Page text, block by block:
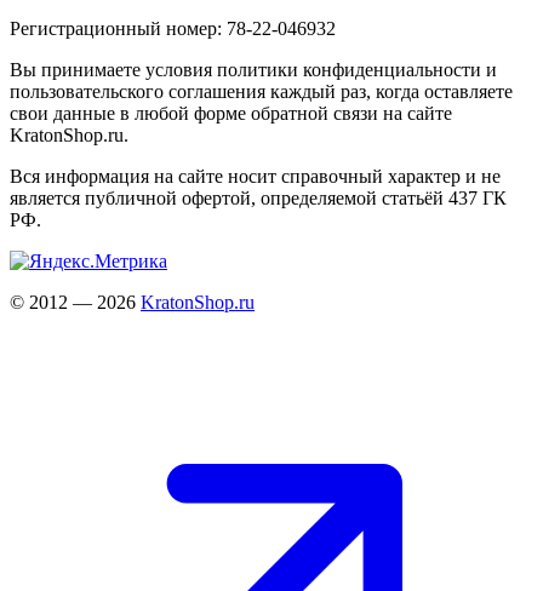
Регистрационный номер: 78-22-046932
Вы принимаете условия политики конфиденциальности и
пользовательского соглашения каждый раз, когда оставляете
свои данные в любой форме обратной связи на сайте
KratonShop.ru.
Вся информация на сайте носит справочный характер и не
является публичной офертой, определяемой статьёй 437 ГК
РФ.
© 2012 — 2026 KratonShop.ru